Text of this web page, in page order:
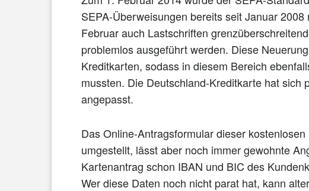
SEPA-Überweisungen bereits seit Januar
Februar auch Lastschriften
problemlos ausgeführt werden. Diese
Kreditkarten, sodass in diesem Bereich
mussten. Die Deutschland-Kreditkarte hat sich
angepasst.
Das Online-Antragsformular dieser
umgestellt, lässt aber noch immer gewohnte
Kartenantrag schon IBAN und BIC des
Wer diese Daten noch nicht parat hat, kann